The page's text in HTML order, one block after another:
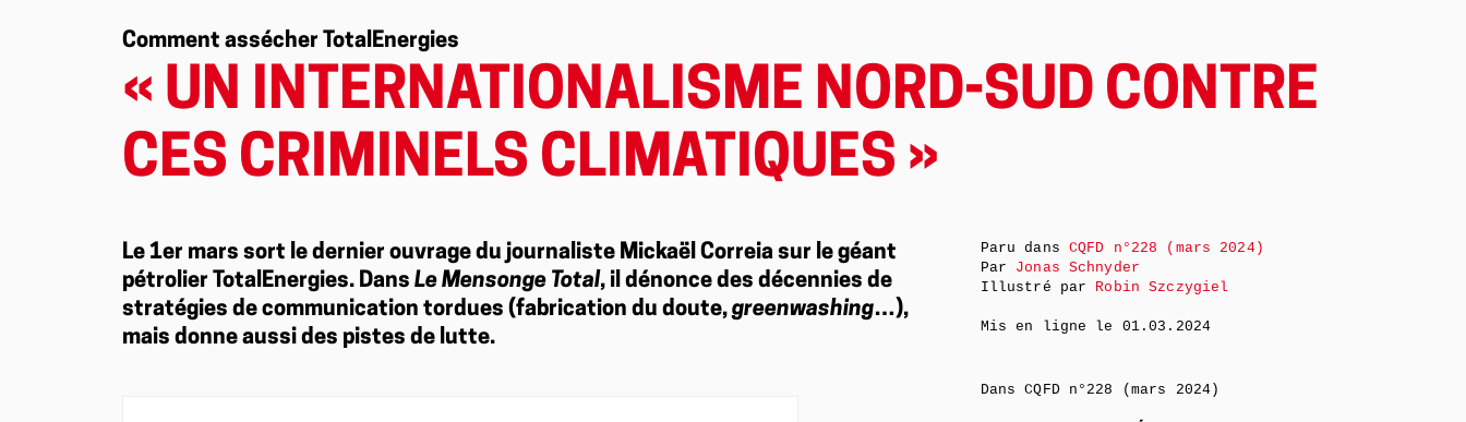
Comment assécher TotalEnergies
« UN INTER­NATIONALISME NORD-SUD CONTRE
CES CRIMINELS CLIMATIQUES »
Le 1er mars sort le dernier ouvrage du journaliste Mickaël Correia sur le géant
pétrolier TotalEnergies. Dans Le Mensonge Total, il dénonce des décennies de
stratégies de communication tordues (fabrication du doute,greenwashing…),
mais donne aussi des pistes de lutte.
Paru dans CQFD n°228 (mars 2024)
Par Jonas Schnyder
Illustré par Robin Szczygiel
Mis en ligne le 01.03.2024
Dans CQFD n°228 (mars 2024)